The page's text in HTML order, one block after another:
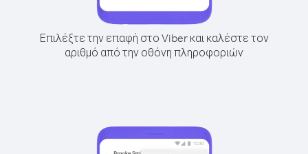
Επιλέξτε την επαφή στο Viber και καλέστε τον
αριθμό από την οθόνη πληροφοριών